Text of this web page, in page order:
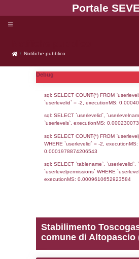
Notifiche
Notifiche pubblico
Debug
sql: SELECT
sql: SELECT
sql: SELECT